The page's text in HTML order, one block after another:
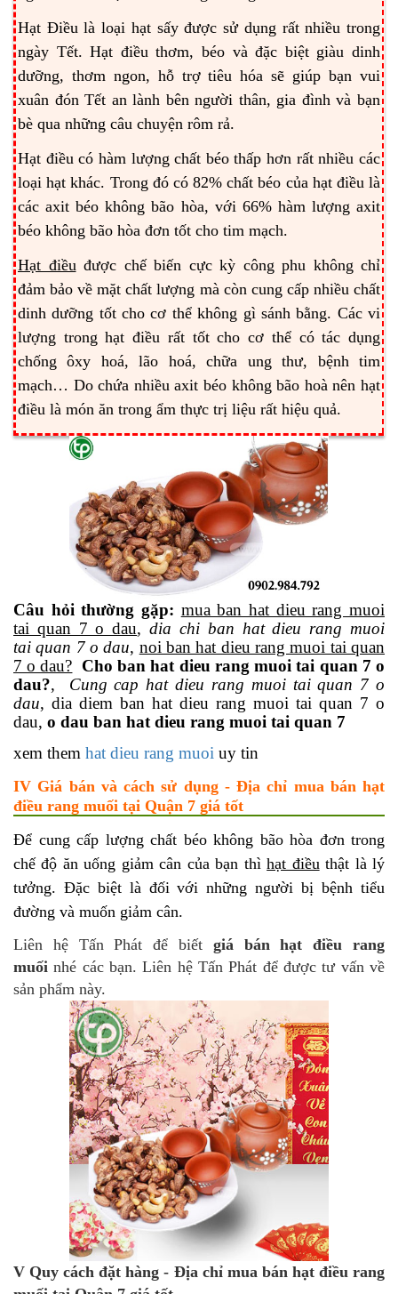
Hạt Điều là loại hạt sấy được sử dụng rất nhiều trong
ngày Tết. Hạt điều thơm, béo và đặc biệt giàu dinh
dưỡng, thơm ngon, hỗ trợ tiêu hóa sẽ giúp bạn vui
xuân đón Tết an lành bên người thân, gia đình và bạn
bè qua những câu chuyện rôm rả.
Hạt điều có hàm lượng chất béo thấp hơn rất nhiều các
loại hạt khác. Trong đó có 82% chất béo của hạt điều là
các axit béo không bão hòa, với 66% hàm lượng axit
béo không bão hòa đơn tốt cho tim mạch.
Hạt điềuđược chế biến cực kỳ công phu không chỉ
đảm bảo về mặt chất lượng mà còn cung cấp nhiều chất
dinh dưỡng tốt cho cơ thể không gì sánh bằng. Các vi
lượng trong hạt điều rất tốt cho cơ thể có tác dụng
chống ôxy hoá, lão hoá, chữa ung thư, bệnh tim
mạch… Do chứa nhiều axit béo không bão hoà nên hạt
điều là món ăn trong ẩm thực trị liệu rất hiệu quả.
Câu hỏi thường gặp: mua ban hat dieu rang muoi
tai quan 7 o dau,dia chi ban hat dieu rang muoi
tai quan 7 o dau, noi ban hat dieu rang muoi tai quan
7 o dau? Cho ban hat dieu rang muoi tai quan 7 o
dau?, Cung cap hat dieu rang muoi tai quan 7 o
dau, dia diem ban hat dieu rang muoi tai quan 7 o
dau, o dau ban hat dieu rang muoi tai quan 7
xem them hat dieu rang muoi uy tin
IV Giá bán và cách sử dụng - Địa chỉ mua bán hạt
điều rang muối tại Quận 7 giá tốt
Để cung cấp lượng chất béo không bão hòa đơn trong
chế độ ăn uống giảm cân của bạn thìhạt điềuthật là lý
tưởng. Đặc biệt là đối với những người bị bệnh tiểu
đường và muốn giảm cân.
Liên hệ Tấn Phát để biết giá bán hạt điều rang
muối nhé các bạn. Liên hệ Tấn Phát để được tư vấn về
sản phẩm này.
V Quy cách đặt hàng - Địa chỉ mua bán hạt điều rang